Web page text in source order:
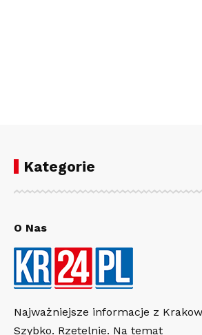
Kategorie
O Nas
Najważniejsze informacje z
Szybko. Rzetelnie. Na temat